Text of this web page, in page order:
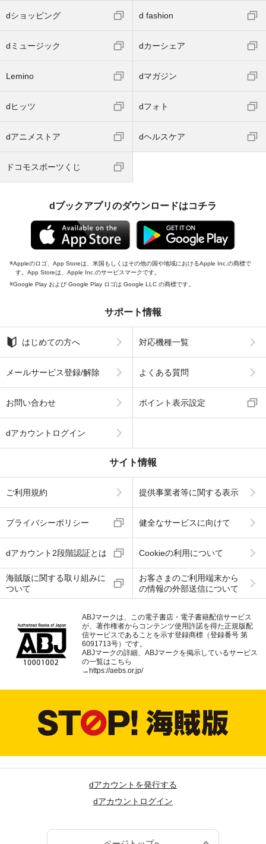
dショッピング d fashion
dミュージック dカーシェア
Lemino dマガジン
dヒッツ dフォト
dアニメストア dヘルスケア
ドコモスポーツくじ
dブックアプリのダウンロードはコチラ
Appleのロゴ、App Storeは、米国もしくはその他の国や地域におけるApple Inc.の商標で
す。App Storeは、Apple Inc.のサービスマークです。
Google Play および Google Play ロゴは Google LLC の商標です。
サポート情報
はじめての方へ 対応機種一覧
メールサービス登録/解除 よくある質問
お問い合わせ ポイント表示設定
dアカウントログイン
サイト情報
ご利用規約 提供事業者等に関する表示
プライバシーポリシー 健全なサービスに向けて
dアカウント2段階認証とは Cookieの利用について
海賊版に関する取り組みに
ついて
お客さまのご利用端末から
の情報の外部送信について
ABJマークは、この電子書店・電子書籍配信サービス
が、著作権者からコンテンツ使用許諾を得た正規版配
信サービスであることを示す登録商標（登録番号 第
6091713号）です。
ABJマークの詳細、ABJマークを掲示しているサービス
の一覧はこちら
→ https://aebs.or.jp/
dアカウントを発行する
dアカウントログイン